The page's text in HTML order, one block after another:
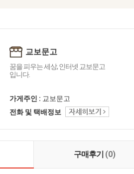
교보문고
꿈을 피우는 세상, 인터넷 교보문고
입니다.
가게주인 : 교보문고
전화 및 택배정보
구매후기 (0)